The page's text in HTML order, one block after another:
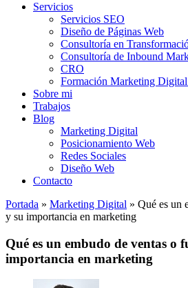
Servicios
Servicios SEO
Diseño de Páginas Web
Consultoría en
Consultoría de Inbound
CRO
Formación Marketing
Sobre mi
Trabajos
Blog
Marketing Digital
Posicionamiento Web
Redes Sociales
Diseño Web
Contacto
Portada » Marketing Digital » Qué es un
y su importancia en marketing
Qué es un embudo de ventas o
importancia en marketing